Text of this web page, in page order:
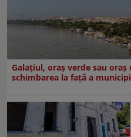
Galațiul, oraș verde sau
schimbarea la față a